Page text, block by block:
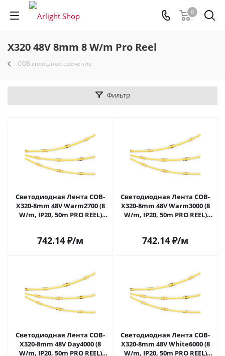
0
X320 48V 8mm 8 W/m Pro Reel
COB сплошное свечение
Фильтр
Светодиодная Лента COB-
X320-8mm 48V Warm2700 (8
W/m, IP20, 50m PRO REEL)
742.14 ₽/м
Светодиодная Лента COB-
X320-8mm 48V Warm3000 (8
W/m, IP20, 50m PRO REEL)
742.14 ₽/м
Светодиодная Лента COB-
X320-8mm 48V Day4000 (8
W/m, IP20, 50m PRO REEL)
Светодиодная Лента COB-
X320-8mm 48V White6000 (8
W/m, IP20, 50m PRO REEL)